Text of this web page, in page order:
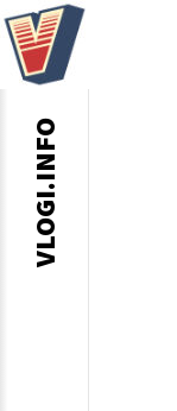
VLOGI.INFO